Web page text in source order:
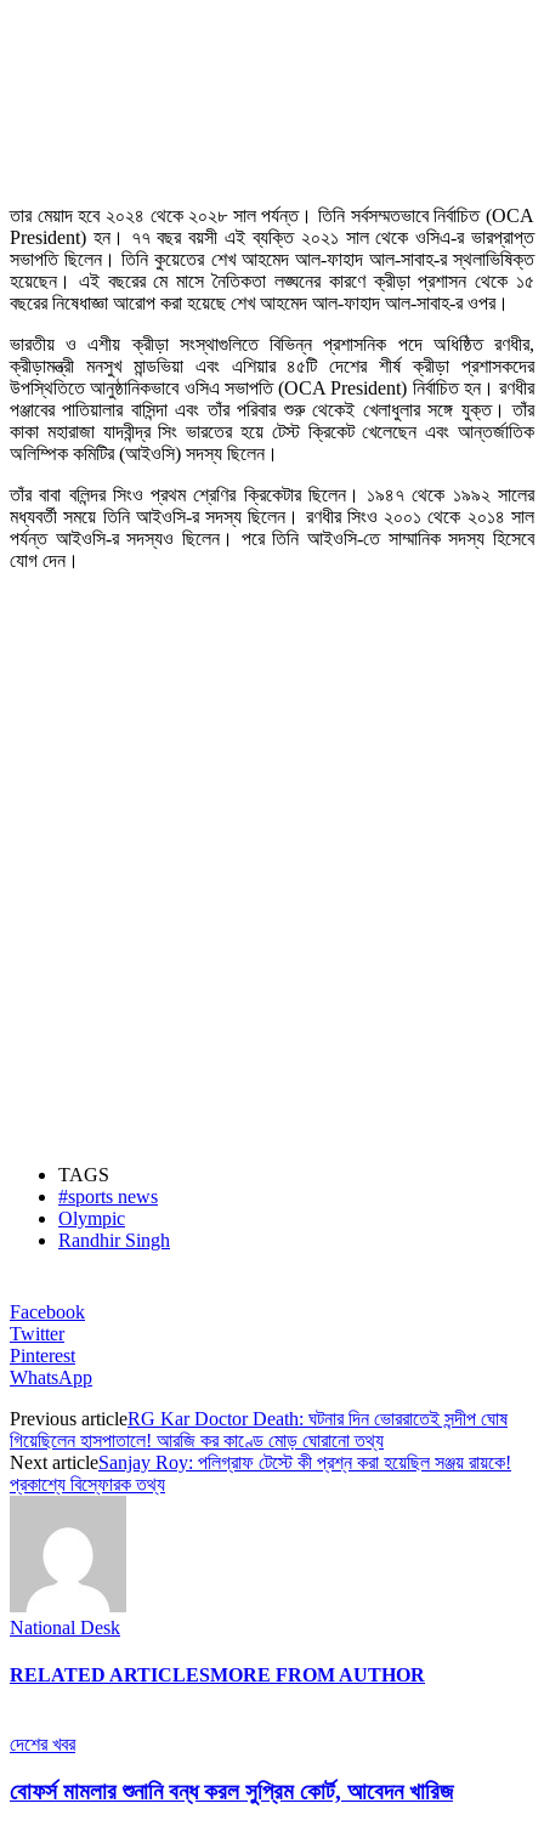
তার মেয়াদ হবে ২০২৪ থেকে ২০২৮ সাল পর্যন্ত। তিনি সর্বসম্মতভাবে নির্বাচিত (OCA
President) হন। ৭৭ বছর বয়সী এই ব্যক্তি ২০২১ সাল থেকে ওসিএ-র ভারপ্রাপ্ত
সভাপতি ছিলেন। তিনি কুয়েতের শেখ আহমেদ আল-ফাহাদ আল-সাবাহ-র স্থলাভিষিক্ত
হয়েছেন। এই বছরের মে মাসে নৈতিকতা লঙ্ঘনের কারণে ক্রীড়া প্রশাসন থেকে ১৫
বছরের নিষেধাজ্ঞা আরোপ করা হয়েছে শেখ আহমেদ আল-ফাহাদ আল-সাবাহ-র ওপর।
ভারতীয় ও এশীয় ক্রীড়া সংস্থাগুলিতে বিভিন্ন প্রশাসনিক পদে অধিষ্ঠিত রণধীর,
ক্রীড়ামন্ত্রী মনসুখ মান্ডভিয়া এবং এশিয়ার ৪৫টি দেশের শীর্ষ ক্রীড়া প্রশাসকদের
উপস্থিতিতে আনুষ্ঠানিকভাবে ওসিএ সভাপতি (OCA President) নির্বাচিত হন। রণধীর
পঞ্জাবের পাতিয়ালার বাসিন্দা এবং তাঁর পরিবার শুরু থেকেই খেলাধুলার সঙ্গে যুক্ত। তাঁর
কাকা মহারাজা যাদবীন্দ্র সিং ভারতের হয়ে টেস্ট ক্রিকেট খেলেছেন এবং আন্তর্জাতিক
অলিম্পিক কমিটির (আইওসি) সদস্য ছিলেন।
তাঁর বাবা বলিন্দর সিংও প্রথম শ্রেণির ক্রিকেটার ছিলেন। ১৯৪৭ থেকে ১৯৯২ সালের
মধ্যবর্তী সময়ে তিনি আইওসি-র সদস্য ছিলেন। রণধীর সিংও ২০০১ থেকে ২০১৪ সাল
পর্যন্ত আইওসি-র সদস্যও ছিলেন। পরে তিনি আইওসি-তে সাম্মানিক সদস্য হিসেবে
যোগ দেন।
TAGS
#sports news
Olympic
Randhir Singh
Facebook
Twitter
Pinterest
WhatsApp
Previous articleRG Kar Doctor Death: ঘটনার দিন ভোররাতেই সন্দীপ ঘোষ
গিয়েছিলেন হাসপাতালে! আরজি কর কাণ্ডে মোড় ঘোরানো তথ্য
Next articleSanjay Roy: পলিগ্রাফ টেস্টে কী প্রশ্ন করা হয়েছিল সঞ্জয় রায়কে!
প্রকাশ্যে বিস্ফোরক তথ্য
National Desk
RELATED ARTICLESMORE FROM AUTHOR
দেশের খবর
বোফর্স মামলার শুনানি বন্ধ করল সুপ্রিম কোর্ট, আবেদন খারিজ